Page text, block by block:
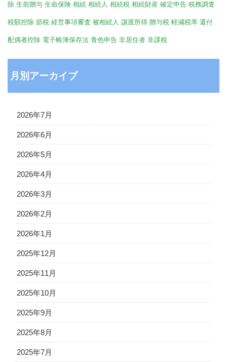
除 生前贈与 生命保険 相続 相続人 相続税 相続財産 確定申告 税務調査
税額控除 節税 経営事項審査 被相続人 譲渡所得 贈与税 軽減税率 還付
配偶者控除 電子帳簿保存法 青色申告 非居住者 非課税
月別アーカイブ
2026年7月
2026年6月
2026年5月
2026年4月
2026年3月
2026年2月
2026年1月
2025年12月
2025年11月
2025年10月
2025年9月
2025年8月
2025年7月